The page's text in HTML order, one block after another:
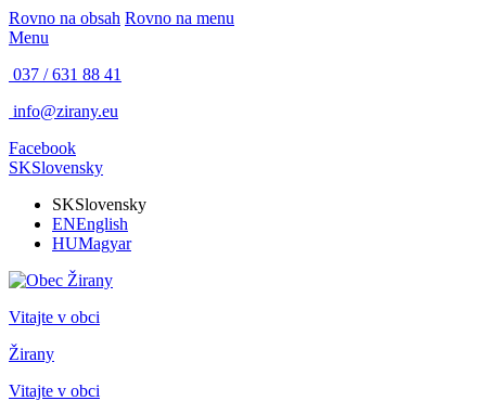
Rovno na obsah Rovno na menu
Menu
037 / 631 88 41
info@zirany.eu
Facebook
SKSlovensky
SKSlovensky
ENEnglish
HUMagyar
Vitajte v obci
Žirany
Vitajte v obci